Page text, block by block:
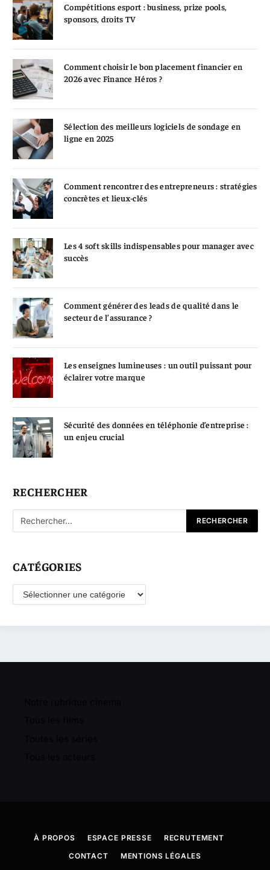
Compétitions esport : business, prize pools,
sponsors, droits TV
Comment choisir le bon placement financier en
2026 avec Finance Héros ?
Sélection des meilleurs logiciels de sondage en
ligne en 2025
Comment rencontrer des entrepreneurs : stratégies
concrètes et lieux-clés
Les 4 soft skills indispensables pour manager avec
succès
Comment générer des leads de qualité dans le
secteur de l’assurance ?
Les enseignes lumineuses : un outil puissant pour
éclairer votre marque
Sécurité des données en téléphonie d’entreprise :
un enjeu crucial
RECHERCHER
CATÉGORIES
Catégories
À PROPOS ESPACE PRESSE
RECRUTEMENT
CONTACT
MENTIONS LÉGALES